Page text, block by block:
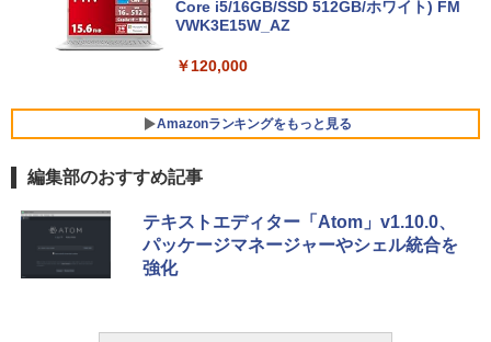
Core i5/16GB/SSD 512GB/ホワイト) FM
VWK3E15W_AZ
￥120,000
Amazonランキングをもっと見る
Robloxギフトカード - 800 Robux 【限
定バーチャルアイテムを含む】 【オンラ
インゲームコード】 ロブロックス | オン
ラインコード版
生成AIパスポート公式テキスト 第４版
￥1,766
Amazon Kindle Paperwhite (16GB) 7イ
ンチディスプレイ、色調調節ライト、12
週間持続バッテリー、広告なし、ブラッ
ク
編集部のおすすめ記事
テキストエディター「Atom」v1.10.0、
パッケージマネージャーやシェル統合を
強化